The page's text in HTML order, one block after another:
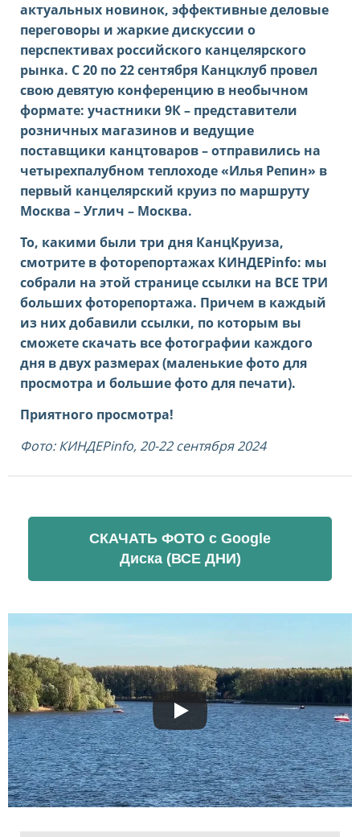
актуальных новинок, эффективные деловые
переговоры и жаркие дискуссии о
перспективах российского канцелярского
рынка. С 20 по 22 сентября Канцклуб провел
свою девятую конференцию в необычном
формате: участники 9К – представители
розничных магазинов и ведущие
поставщики канцтоваров – отправились на
четырехпалубном теплоходе «Илья Репин» в
первый канцелярский круиз по маршруту
Москва – Углич – Москва.
То, какими были три дня КанцКруиза,
смотрите в фоторепортажах КИНДЕРinfo: мы
собрали на этой странице ссылки на ВСЕ ТРИ
больших фоторепортажа. Причем в каждый
из них добавили ссылки, по которым вы
сможете скачать все фотографии каждого
дня в двух размерах (маленькие фото для
просмотра и большие фото для печати).
Приятного просмотра!
Фото: КИНДЕРinfo, 20-22сентября 2024
СКАЧАТЬ ФОТО c Google
Диска (ВСЕ ДНИ)